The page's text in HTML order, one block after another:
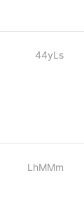
44yLs
LhMMm